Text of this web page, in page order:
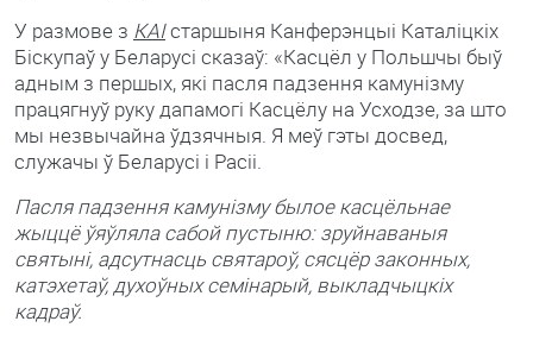
У размове з КАІстаршыня Канферэнцыі Каталіцкіх
Біскупаў у Беларусі сказаў: «Касцёл у Польшчы быў
адным з першых, які пасля падзення камунізму
працягнуў руку дапамогі Касцёлу на Усходзе, за што
мы незвычайна ўдзячныя. Я меў гэты досвед,
служачы ў Беларусі і Расіі.
Пасля падзення камунізму былое касцёльнае
жыццё ўяўляла сабой пустыню: зруйнаваныя
святыні, адсутнасць святароў, сясцёр законных,
катэхетаў, духоўных семінарый, выкладчыцкіх
кадраў.